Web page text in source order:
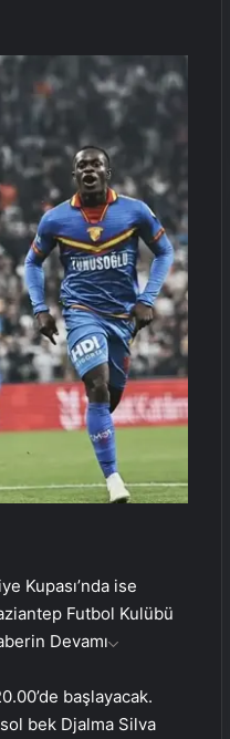
Kupası’nda ise
Futbol Kulübü
Devamı
başlayacak.
sol bek Djalma Silva